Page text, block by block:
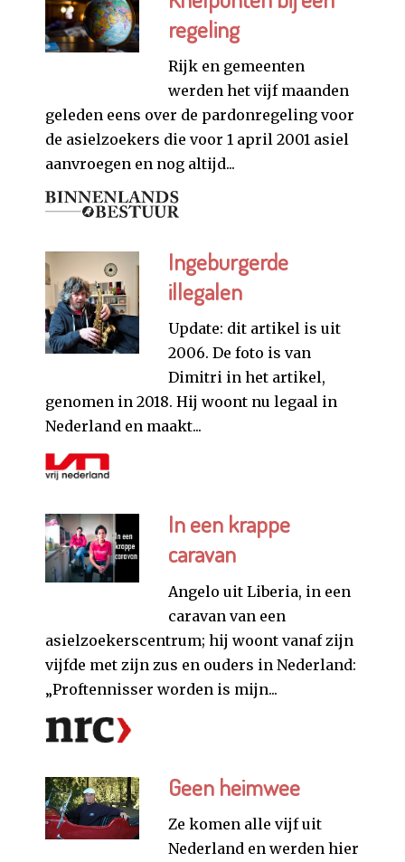
regeling
Rijk en gemeenten
werden het vijf maanden
geleden eens over de pardonregeling voor
de asielzoekers die voor 1 april 2001 asiel
aanvroegen en nog altijd...
Ingeburgerde
illegalen
Update: dit artikel is uit
2006. De foto is van
Dimitri in het artikel,
genomen in 2018. Hij woont nu legaal in
Nederland en maakt...
In een krappe
caravan
Angelo uit Liberia, in een
caravan van een
asielzoekerscentrum; hij woont vanaf zijn
vijfde met zijn zus en ouders in Nederland:
„Proftennisser worden is mijn...
Geen heimwee
Ze komen alle vijf uit
Nederland en werden hier